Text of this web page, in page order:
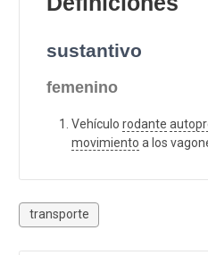
sustantivo
femenino
Vehículo rodante
movimiento a los
transporte